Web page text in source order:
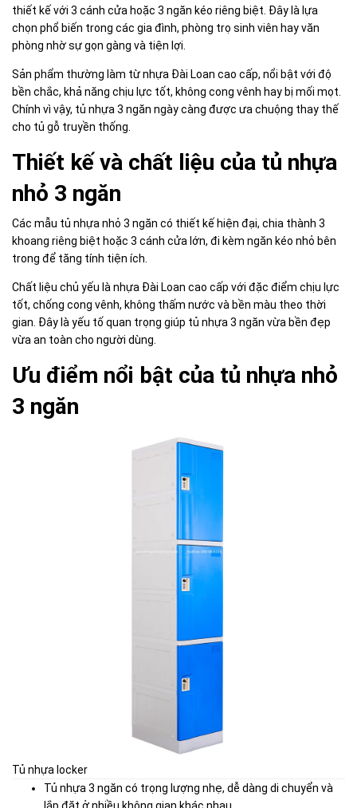
thiết kế với 3 cánh cửa hoặc 3 ngăn kéo riêng biệt. Đây là lựa
chọn phổ biến trong các gia đình, phòng trọ sinh viên hay văn
phòng nhờ sự gọn gàng và tiện lợi.
Sản phẩm thường làm từ nhựa Đài Loan cao cấp, nổi bật với độ
bền chắc, khả năng chịu lực tốt, không cong vênh hay bị mối mọt.
Chính vì vậy, tủ nhựa 3 ngăn ngày càng được ưa chuộng thay thế
cho tủ gỗ truyền thống.
Thiết kế và chất liệu của tủ nhựa
nhỏ 3 ngăn
Các mẫu tủ nhựa nhỏ 3 ngăn có thiết kế hiện đại, chia thành 3
khoang riêng biệt hoặc 3 cánh cửa lớn, đi kèm ngăn kéo nhỏ bên
trong để tăng tính tiện ích.
Chất liệu chủ yếu là nhựa Đài Loan cao cấp với đặc điểm chịu lực
tốt, chống cong vênh, không thấm nước và bền màu theo thời
gian. Đây là yếu tố quan trọng giúp tủ nhựa 3 ngăn vừa bền đẹp
vừa an toàn cho người dùng.
Ưu điểm nổi bật của tủ nhựa nhỏ
3 ngăn
Tủ nhựa locker
Tủ nhựa 3 ngăn có trọng lượng nhẹ, dễ dàng di chuyển và